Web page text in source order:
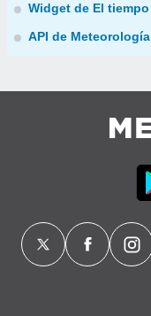
Widget de El tiempo
API de Meteorología